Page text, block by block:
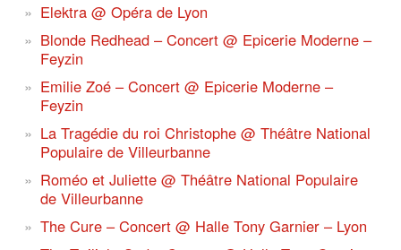
Elektra @ Opéra de Lyon
Blonde Redhead – Concert @ Epicerie Moderne –
Feyzin
Emilie Zoé – Concert @ Epicerie Moderne –
Feyzin
La Tragédie du roi Christophe @ Théâtre National
Populaire de Villeurbanne
Roméo et Juliette @ Théâtre National Populaire
de Villeurbanne
The Cure – Concert @ Halle Tony Garnier – Lyon